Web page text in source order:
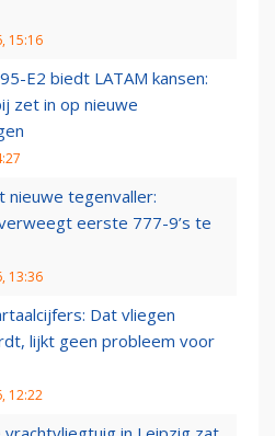
15:16
E2 biedt LATAM kansen:
zet in op nieuwe
nieuwe tegenvaller:
eerste 777-9’s te
13:36
Dat vliegen
lijkt geen probleem voor
12:22